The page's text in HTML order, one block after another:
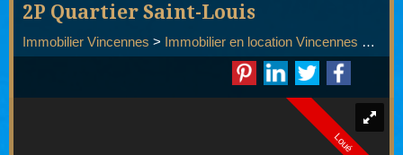
2P Quartier Saint-Louis
Immobilier Vincennes > Immobilier en location Vincennes >
Loué